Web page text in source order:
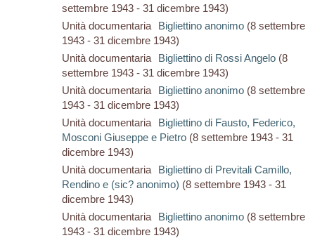
settembre 1943 - 31 dicembre 1943)
Unità documentaria
Bigliettino anonimo (8 settembre
1943 - 31 dicembre 1943)
Unità documentaria
Bigliettino di Rossi Angelo(8
settembre 1943 - 31 dicembre 1943)
Unità documentaria
Bigliettino anonimo (8 settembre
1943 - 31 dicembre 1943)
Unità documentaria
Bigliettino di Fausto, Federico,
Mosconi Giuseppe e Pietro(8 settembre 1943 - 31
dicembre 1943)
Unità documentaria
Bigliettino di Previtali Camillo,
Rendino e (sic? anonimo) (8 settembre 1943 - 31
dicembre 1943)
Unità documentaria
Bigliettino anonimo (8 settembre
1943 - 31 dicembre 1943)